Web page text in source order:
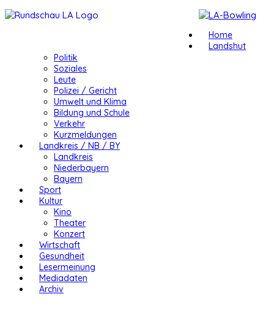
Home
Landshut
Politik
Soziales
Leute
Polizei / Gericht
Umwelt und Klima
Bildung und Schule
Verkehr
Kurzmeldungen
Landkreis / NB / BY
Landkreis
Niederbayern
Bayern
Sport
Kultur
Kino
Theater
Konzert
Wirtschaft
Gesundheit
Lesermeinung
Mediadaten
Archiv